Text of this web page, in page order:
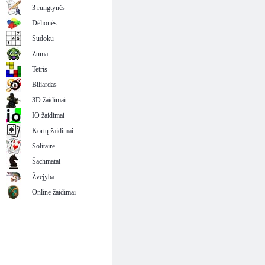
3 rungtynės
Dėlionės
Sudoku
Zuma
Tetris
Biliardas
3D žaidimai
IO žaidimai
Kortų žaidimai
Solitaire
Šachmatai
Žvejyba
Online žaidimai